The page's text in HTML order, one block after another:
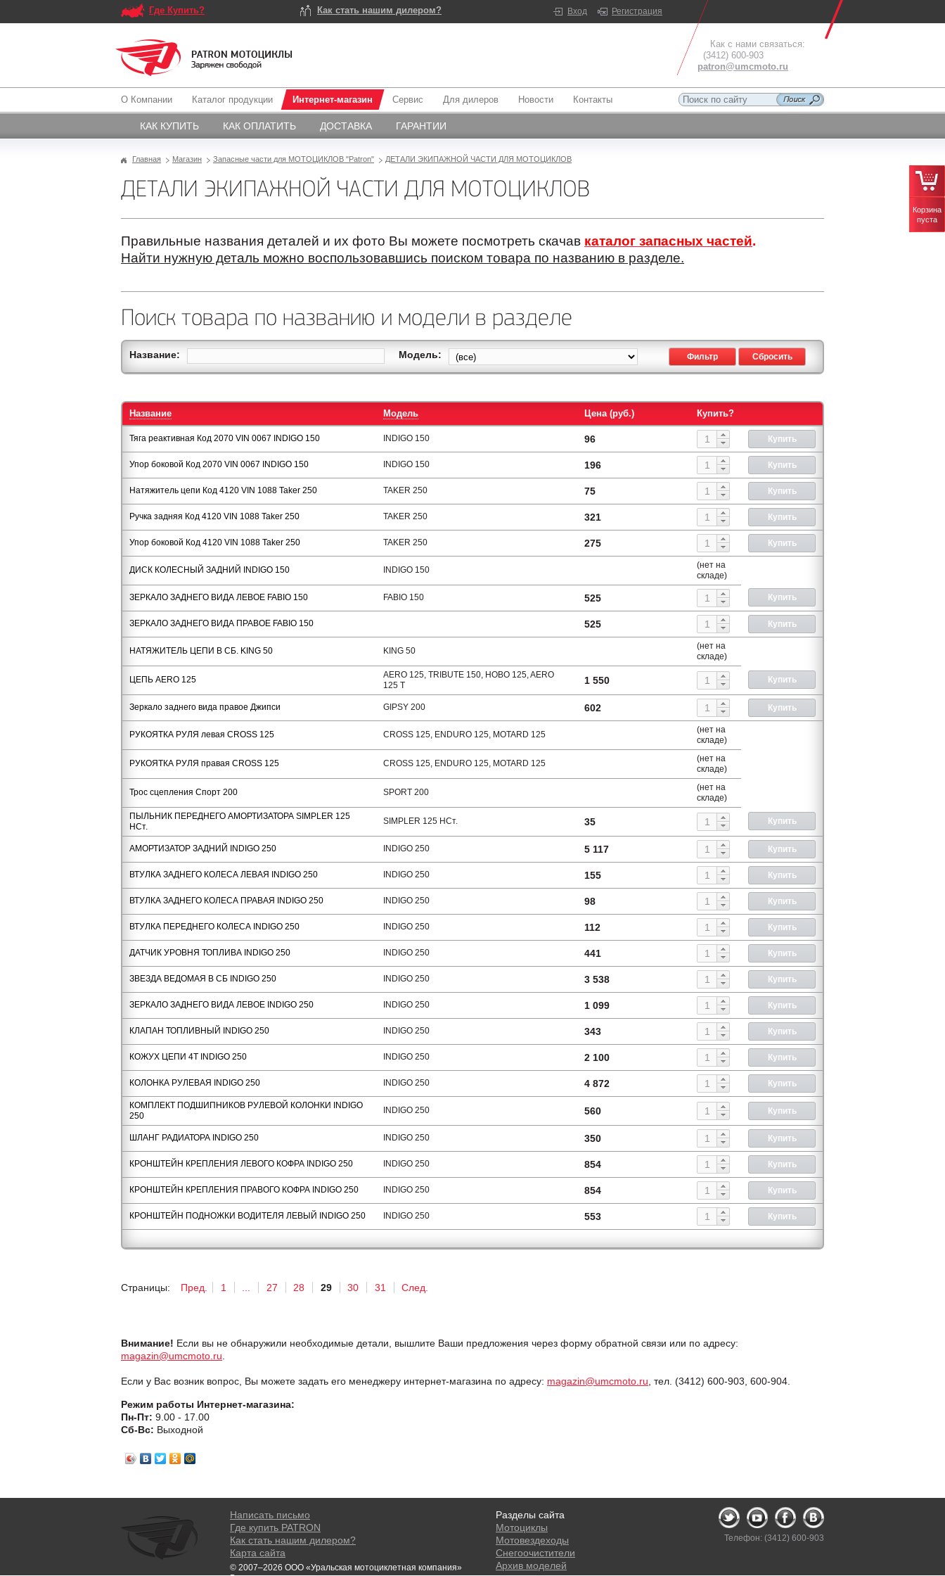
Вход Регистрация
Где Купить? Как стать нашим дилером?
Как с нами связаться:
(3412) 600-903
patron@umcmoto.ru
О Компании Каталог продукции Интернет-магазин
КАК КУПИТЬ КАК ОПЛАТИТЬ ДОСТАВКА ГАРАНТИИ
Сервис Для дилеров Новости Контакты
Корзина
пуста
Главная Магазин Запасные части для МОТОЦИКЛОВ "Patron" ДЕТАЛИ ЭКИПАЖНОЙ ЧАСТИ ДЛЯ МОТОЦИКЛОВ
ДЕТАЛИ ЭКИПАЖНОЙ ЧАСТИ ДЛЯ МОТОЦИКЛОВ
Правильные названия деталей и их фото Вы можете посмотреть скачав каталог запасных частей.
Найти нужную деталь можно воспользовавшись поиском товара по названию в разделе.
Поиск товара по названию и модели в разделе
Название: Модель:
Название Модель Цена (руб.) Купить?
Тяга реактивная Код 2070 VIN 0067 INDIGO 150 INDIGO 150 96
Упор боковой Код 2070 VIN 0067 INDIGO 150 INDIGO 150 196
Натяжитель цепи Код 4120 VIN 1088 Taker 250 TAKER 250 75
Ручка задняя Код 4120 VIN 1088 Taker 250 TAKER 250 321
Упор боковой Код 4120 VIN 1088 Taker 250 TAKER 250 275
ДИСК КОЛЕСНЫЙ ЗАДНИЙ INDIGO 150 INDIGO 150
(нет на
складе)
ЗЕРКАЛО ЗАДНЕГО ВИДА ЛЕВОЕ FABIO 150 FABIO 150 525
ЗЕРКАЛО ЗАДНЕГО ВИДА ПРАВОЕ FABIO 150 525
НАТЯЖИТЕЛЬ ЦЕПИ В СБ. KING 50 KING 50
(нет на
складе)
ЦЕПЬ AERO 125
AERO 125, TRIBUTE 150, HOBO 125, AERO
125 Т
1 550
Зеркало заднего вида правое Джипси GIPSY 200 602
РУКОЯТКА РУЛЯ левая CROSS 125 CROSS 125, ENDURO 125, MOTARD 125
(нет на
складе)
РУКОЯТКА РУЛЯ правая CROSS 125 CROSS 125, ENDURO 125, MOTARD 125
(нет на
складе)
Трос сцепления Спорт 200 SPORT 200
(нет на
складе)
ПЫЛЬНИК ПЕРЕДНЕГО АМОРТИЗАТОРА SIMPLER 125
НСт.
SIMPLER 125 HCт. 35
АМОРТИЗАТОР ЗАДНИЙ INDIGO 250 INDIGO 250 5 117
ВТУЛКА ЗАДНЕГО КОЛЕСА ЛЕВАЯ INDIGO 250 INDIGO 250 155
ВТУЛКА ЗАДНЕГО КОЛЕСА ПРАВАЯ INDIGO 250 INDIGO 250 98
ВТУЛКА ПЕРЕДНЕГО КОЛЕСА INDIGO 250 INDIGO 250 112
ДАТЧИК УРОВНЯ ТОПЛИВА INDIGO 250 INDIGO 250 441
ЗВЕЗДА ВЕДОМАЯ В СБ INDIGO 250 INDIGO 250 3 538
ЗЕРКАЛО ЗАДНЕГО ВИДА ЛЕВОЕ INDIGO 250 INDIGO 250 1 099
КЛАПАН ТОПЛИВНЫЙ INDIGO 250 INDIGO 250 343
КОЖУХ ЦЕПИ 4Т INDIGO 250 INDIGO 250 2 100
КОЛОНКА РУЛЕВАЯ INDIGO 250 INDIGO 250 4 872
КОМПЛЕКТ ПОДШИПНИКОВ РУЛЕВОЙ КОЛОНКИ INDIGO
250
INDIGO 250 560
ШЛАНГ РАДИАТОРА INDIGO 250 INDIGO 250 350
КРОНШТЕЙН КРЕПЛЕНИЯ ЛЕВОГО КОФРА INDIGO 250 INDIGO 250 854
КРОНШТЕЙН КРЕПЛЕНИЯ ПРАВОГО КОФРА INDIGO 250 INDIGO 250 854
КРОНШТЕЙН ПОДНОЖКИ ВОДИТЕЛЯ ЛЕВЫЙ INDIGO 250 INDIGO 250 553
Страницы: Пред. 1 27 28 29 30 31 След.
Внимание! Если вы не обнаружили необходимые детали, вышлите Ваши предложения через форму обратной связи или по адресу:
magazin@umcmoto.ru
Если у Вас возник вопрос, Вы можете задать его менеджеру интернет-магазина по адресу: magazin@umcmoto.ru , тел. (3412) 600-903, 600-904.
Режим работы Интернет-магазина:
Пн-Пт: 9.00 - 17.00
Сб-Вс: Выходной
Телефон: (3412) 600-903
Написать письмо
Где купить PATRON
Как стать нашим дилером?
Карта сайта
© 2007–2026 ООО «Уральская мотоциклетная компания»
Разделы сайта
Мотоциклы
Мотовездеходы
Снегоочистители
Архив моделей